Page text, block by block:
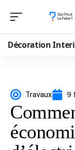
Décoration
Travaux 9